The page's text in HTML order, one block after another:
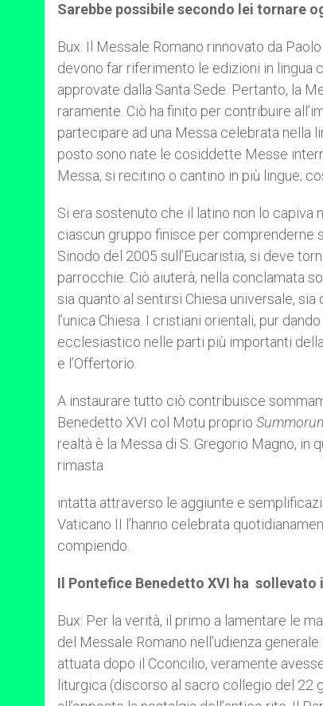
Sarebbe possibile secondo lei tornare
Bux: Il Messale Romano rinnovato da
devono far riferimento le edizioni in lingua
approvate dalla Santa Sede. Pertanto, la
raramente. Ciò ha finito per contribuire
partecipare ad una Messa celebrata nella
posto sono nate le cosiddette Messe
Messa, si recitino o cantino in più lingue;
Si era sostenuto che il latino non lo capiva
ciascun gruppo finisce per comprenderne
Sinodo del 2005 sull’Eucaristia, si deve
parrocchie. Ciò aiuterà, nella conclamata
sia quanto al sentirsi Chiesa universale,
l’unica Chiesa. I cristiani orientali, pur
ecclesiastico nelle parti più importanti
e l’Offertorio.
A instaurare tutto ciò contribuisce
Benedetto XVI col Motu proprio
realtà è la Messa di S. Gregorio Magno, in
rimasta
intatta attraverso le aggiunte e
Vaticano II l’hanno celebrata
compiendo.
Il Pontefice Benedetto XVI ha
Bux: Per la verità, il primo a lamentare le
del Messale Romano nell’udienza
attuata dopo il Cconcilio, veramente
liturgica (discorso al sacro collegio del 22